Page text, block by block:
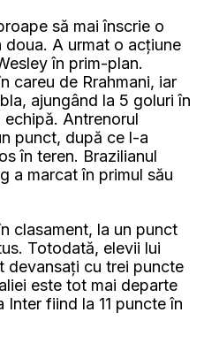
să mai înscrie o
A urmat o acțiune
în prim-plan.
careu de Rrahmani, iar
ajungând la 5 goluri în
Antrenorul
punct, după ce l-a
în teren. Brazilianul
a marcat în primul său
clasament, la un punct
Totodată, elevii lui
devansați cu trei puncte
este tot mai departe
fiind la 11 puncte în